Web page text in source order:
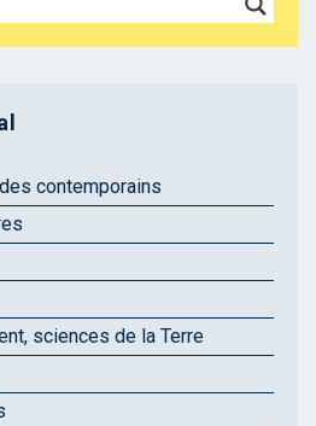
contemporains
sciences de la Terre